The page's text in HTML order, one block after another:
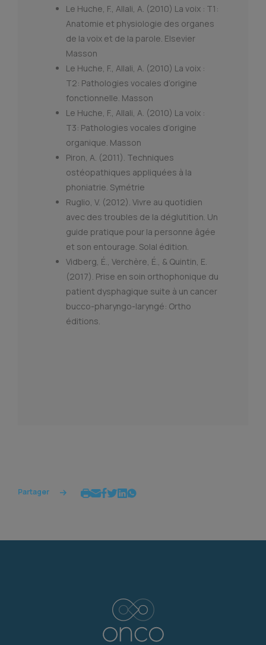
Le Huche, F., Allali, A. (2010) La voix : T1:
Anatomie et physiologie des organes
de la voix et de la parole. Elsevier
Masson
Le Huche, F., Allali, A. (2010) La voix :
T2: Pathologies vocales d’origine
fonctionnelle. Masson
Le Huche, F., Allali, A. (2010) La voix :
T3: Pathologies vocales d’origine
organique. Masson
Piron, A. (2011). Techniques
ostéopathiques appliquées à la
phoniatrie. Symétrie
Ruglio, V. (2012). Vivre au quotidien
avec des troubles de la déglutition. Un
guide pratique pour la personne âgée
et son entourage. Solal édition.
Vidberg, É., Verchère, É., & Quintin, E.
(2017). Prise en soin orthophonique du
patient dysphagique suite à un cancer
bucco-pharyngo-laryngé: Ortho
éditions.
Partager